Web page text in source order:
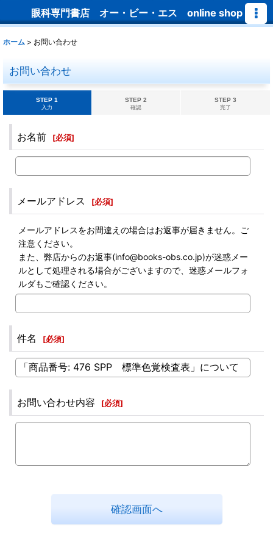
眼科専門書店 オー・ビー・エス online shop
ホーム > お問い合わせ
お問い合わせ
STEP 1
入力
STEP 2
確認
STEP 3
完了
お名前 [必須]
メールアドレス [必須]
メールアドレスをお間違えの場合はお返事が届きません。ご
注意ください。
また、弊店からのお返事(info@books-obs.co.jp)が迷惑メー
ルとして処理される場合がございますので、迷惑メールフォ
ルダもご確認ください。
件名 [必須]
お問い合わせ内容 [必須]
確認画面へ